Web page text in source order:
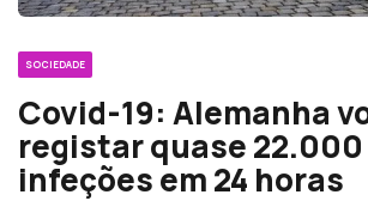
SOCIEDADE
Covid-19: Alemanha
registar quase 22.000
infeções em 24 horas